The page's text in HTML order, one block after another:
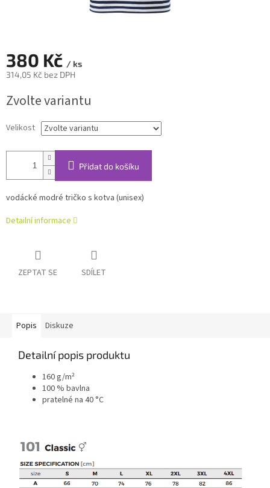
380 Kč / ks
314,05 Kč bez DPH
cena:
Zvolte variantu
Velikost
Přidat do košíku
vodácké modré tričko s kotva (unisex)
Detailní informace
ZEPTAT SE SDÍLET
Popis Diskuze
Detailní popis produktu
160 g/m²
100 % bavlna
pratelné na 40 °C